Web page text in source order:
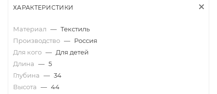
ХАРАКТЕРИСТИКИ
Материал — Текстиль
Производство — Россия
Для кого — Для детей
Длина — 5
Глубина — 34
Высота — 44